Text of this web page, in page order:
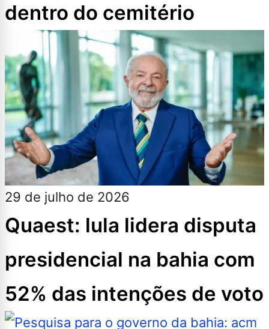
dentro do cemitério
29 de julho de 2026
Quaest: lula lidera disputa
presidencial na bahia com
52% das intenções de voto